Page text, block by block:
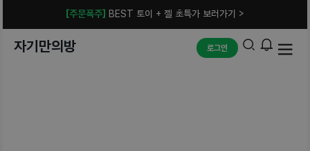
[주문폭주] BEST 토이 + 젤 초특가 보러가기 >
자기만의방 로그인